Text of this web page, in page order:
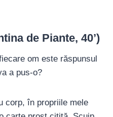
de Piante, 40’)
om este răspunsul
a pus-o?
corp, în propriile mele